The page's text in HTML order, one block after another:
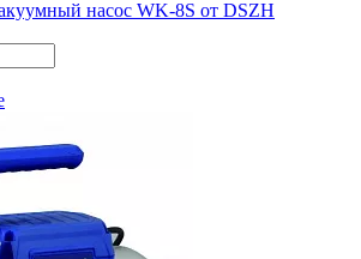
насос WK-8S от DSZH